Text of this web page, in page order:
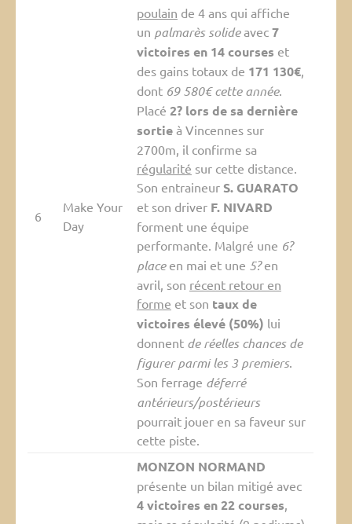
6
Make Your
Day
poulain de 4 ans qui affiche
un palmarès solideavec 7
victoires en 14 courses et
des gains totaux de 171 130€,
dont 69 580€ cette année.
Placé 2? lors de sa dernière
sortieà Vincennes sur
2700m, il confirme sa
régularité sur cette distance.
Son entraineur S. GUARATO
et son driver F. NIVARD
forment une équipe
performante. Malgré une 6?
placeen mai et une 5?en
avril, son récent retour en
forme et son taux de
victoires élevé (50%) lui
donnent de réelles chances de
figurer parmi les 3 premiers.
Son ferrage déferré
antérieurs/postérieurs
pourrait jouer en sa faveur sur
cette piste.
MONZON NORMAND
présente un bilan mitigé avec
4 victoires en 22 courses,